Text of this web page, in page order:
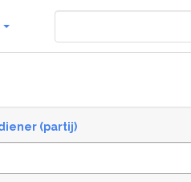
(partij)